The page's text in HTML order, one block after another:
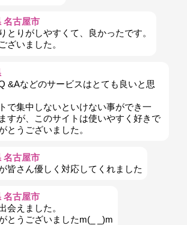
名古屋市
とりがしやすくて、良かったです。
ざいました。
&Aなどのサービスはとても良いと思
で集中しないといけない事ができ一
すが、このサイトは使いやすく好きで
とうございました。
名古屋市
皆さん優しく対応してくれました
名古屋市
会えました。
とうございましたm(_ _)m